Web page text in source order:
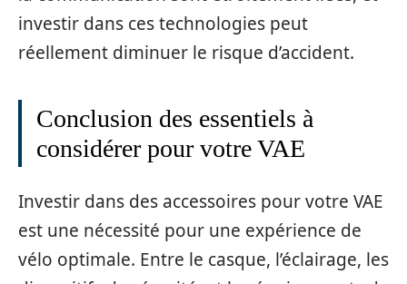
investir dans ces technologies peut
réellement diminuer le risque d’accident.
Conclusion des essentiels à
considérer pour votre VAE
Investir dans des accessoires pour votre VAE
est une nécessité pour une expérience de
vélo optimale. Entre le casque, l’éclairage, les